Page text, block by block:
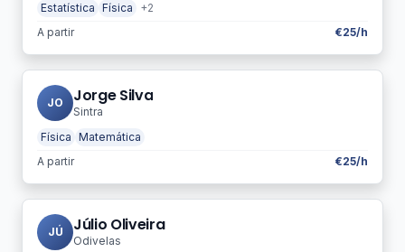
Estatística Física
+2
A partir
€25/h
JO Jorge Silva
Sintra
Física Matemática
A partir
€25/h
JÚ Júlio Oliveira
Odivelas